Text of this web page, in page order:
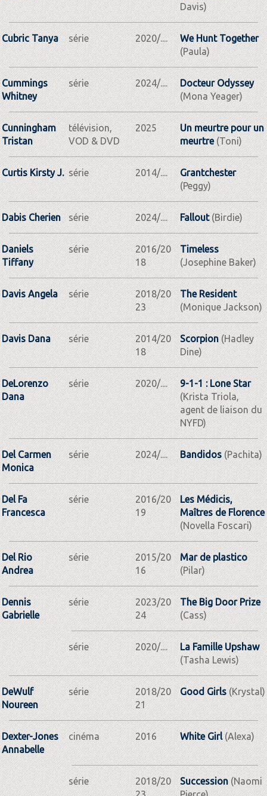
Davis)
Cubric Tanya série 2020/....
We Hunt Together
(Paula)
Cummings
Whitney
série 2024/....
Docteur Odyssey
(Mona Yeager)
Cunningham
Tristan
télévision,
VOD & DVD
2025
Un meurtre pour un
meurtre(Toni)
Curtis Kirsty J. série 2014/....
Grantchester
(Peggy)
Dabis Cherien série 2024/.... Fallout(Birdie)
Daniels
Tiffany
série
2016/20
18
Timeless
(Josephine Baker)
Davis Angela série
2018/20
23
The Resident
(Monique Jackson)
Davis Dana série
2014/20
18
Scorpion(Hadley
Dine)
DeLorenzo
Dana
série 2020/....
9-1-1 : Lone Star
(Krista Triola,
agent de liaison du
NYFD)
Del Carmen
Monica
série 2024/.... Bandidos(Pachita)
Del Fa
Francesca
série
2016/20
19
Les Médicis,
Maîtres de Florence
(Novella Foscari)
Del Rio
Andrea
série
2015/20
16
Mar de plastico
(Pilar)
Dennis
Gabrielle
série
2023/20
24
The Big Door Prize
(Cass)
série 2020/....
La Famille Upshaw
(Tasha Lewis)
DeWulf
Noureen
série
2018/20
21
Good Girls(Krystal)
Dexter-Jones
Annabelle
cinéma 2016 White Girl(Alexa)
série
2018/20
Succession(Naomi